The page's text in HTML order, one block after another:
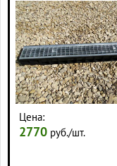
Цена:
2770 руб./шт.